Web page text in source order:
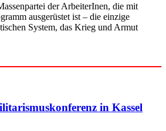
der ArbeiterInen, die mit
ausgerüstet ist – die einzige
System, das Krieg und Armut
in Kassel